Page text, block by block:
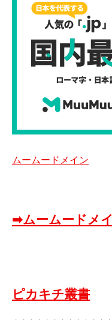
ムームードメイン
➡ムームードメ
ピカキチ叢書